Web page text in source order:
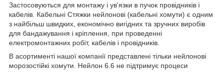
Застосовуються для монтажу і ув'язки в пучок провідників і
кабелів. Кабельні Стяжки нейлонові (кабельні хомути) є одним
з найбільш швидких, економічно вигідних та зручних виробів
для бандажування і кріплення, при проведенні
електромонтажних робіт, кабелів і провідників.
В асортименті нашої компанії представлені тільки нейлонові
морозостійкі хомути. Нейлон 6.6 не підтримує процеси